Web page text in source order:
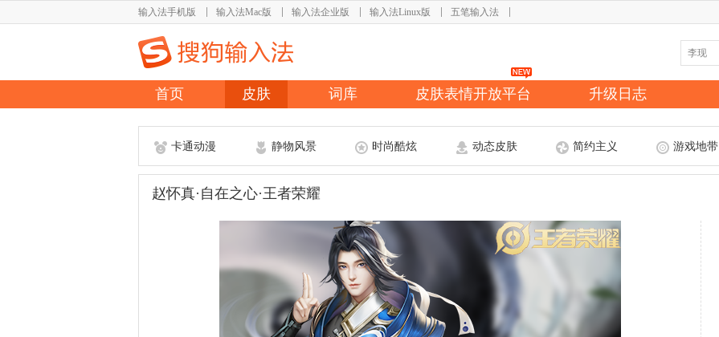
输入法手机版 输入法Mac版 输入法企业版 输入法Linux版 五笔输入法
首页 皮肤 词库 皮肤表情开放平台 升级日志
卡通动漫 静物风景 时尚酷炫 动态皮肤 简约主义 游戏地带
赵怀真·自在之心·王者荣耀